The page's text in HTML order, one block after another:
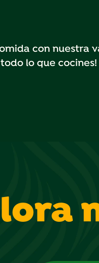
con nuestra
lo que cocines!